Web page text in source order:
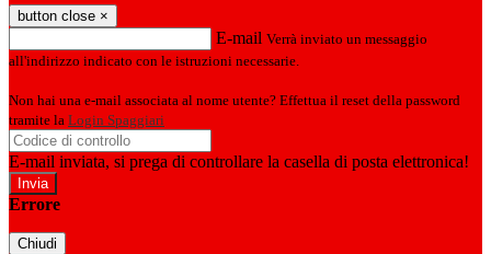
button close ×
E-mail Verrà inviato un messaggio
all'indirizzo indicato con le istruzioni necessarie.
Non hai una e-mail associata al nome utente? Effettua il reset della password
tramite la Login Spaggiari
E-mail inviata, si prega di controllare la casella di posta elettronica!
Errore
Chiudi